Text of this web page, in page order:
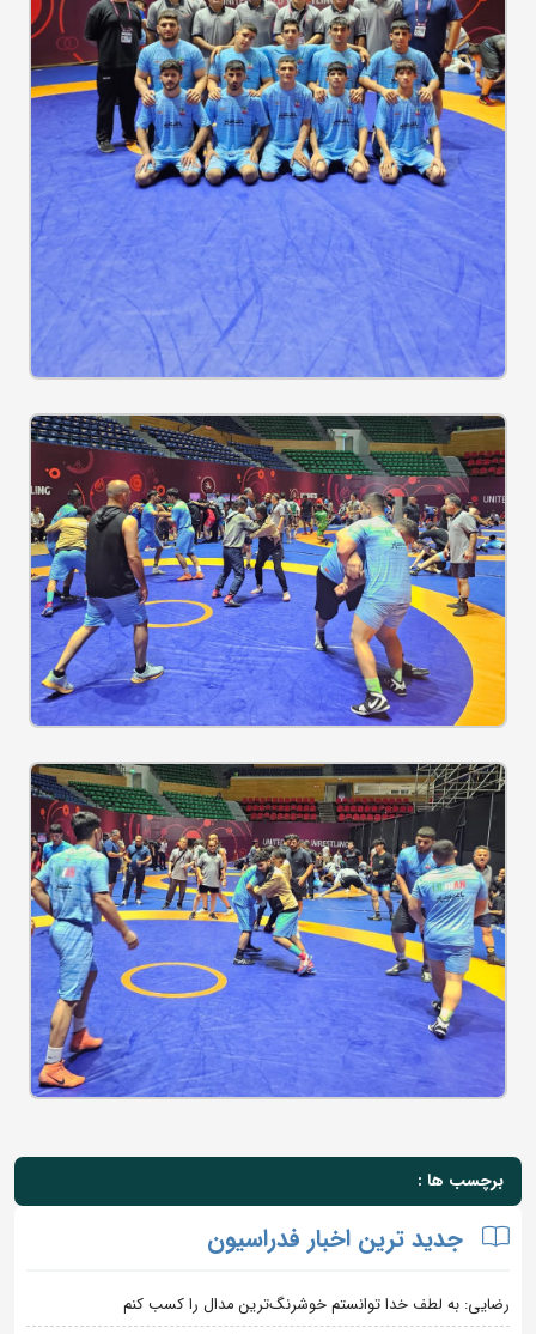
برچسب ها :
جدید ترین اخبار فدراسیون
رضایی: به لطف خدا توانستم خوشرنگ‌ترین مدال را کسب کنم